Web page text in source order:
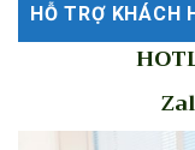
HỖ TRỢ KHÁCH